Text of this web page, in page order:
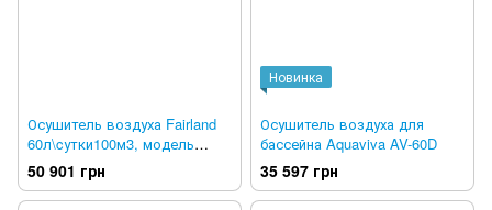
Осушитель воздуха Fairland
60л\cутки100м3, модель
DH60
50 901 грн
Новинка
Осушитель воздуха для
бассейна Aquaviva AV-60D
35 597 грн